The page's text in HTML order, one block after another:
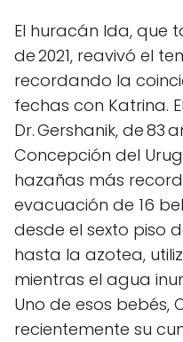
El huracán Ida, que
de 2021, reavivó el
recordando la
fechas con Katrina.
Dr. Gershanik, de 83
Concepción del
hazañas más
evacuación de 16
desde el sexto piso
hasta la azotea,
mientras el agua
Uno de esos bebés,
recientemente su